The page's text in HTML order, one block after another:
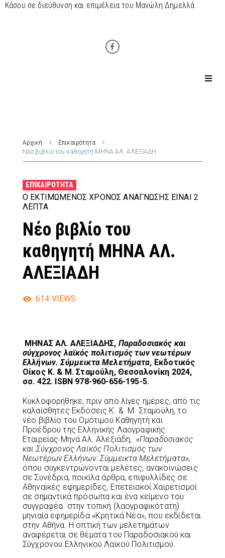
Κάσου σε διεύθυνση και επιμέλεια του Μανώλη Δημελλά
Αρχική
Επικαιρότητα
Νέο βιβλίο του καθηγητή ΜΗΝΑ ΑΛ. ΑΛΕΞΙΑΔΗ
ΕΠΙΚΑΙΡΌΤΗΤΑ
Ο ΕΚΤΙΜΏΜΕΝΟΣ ΧΡΌΝΟΣ ΑΝΆΓΝΩΣΗΣ ΕΊΝΑΙ 2
ΛΕΠΤΆ
Νέο βιβλίο του
καθηγητή ΜΗΝΑ ΑΛ.
ΑΛΕΞΙΑΔΗ
614 VIEWS
ΜΗΝΑΣ ΑΛ. ΑΛΕΞΙΑΔΗΣ, Παραδοσιακός και
σύγχρονος λαϊκός πολιτισμός των νεωτέρων
Ελλήνων. Σύμμεικτα Μελετήματα, Εκδοτικός
Οίκος Κ. & Μ. Σταμούλη, Θεσσαλονίκη 2024,
σσ. 422. ISBN 978-960-656-195-5.
Κυκλοφορήθηκε, πριν από λίγες ημέρες, από τις
καλαίσθητες Εκδόσεις Κ. &. Μ. Σταμούλη, το
νέο βιβλίο του Ομότιμου Καθηγητή και
Προέδρου της Ελληνικής Λαογραφικής
Εταιρείας Μηνά Αλ. Αλεξιάδη, «Παραδοσιακός
και Σύγχρονος Λαϊκός Πολιτισμός των
Νεωτέρων Ελλήνων: Σύμμεικτα Μελετήματα»,
όπου συγκεντρώνονται μελέτες, ανακοινώσεις
σε Συνέδρια, ποικίλα άρθρα, επιφυλλίδες σε
Αθηναϊκές εφημερίδες, Επετειακοί Χαιρετισμοί
σε σημαντικά πρόσωπα και ένα κείμενο του
συγγραφέα στην τοπική (λαογραφικότατη)
μηνιαία εφημερίδα «Κρητικά Νέα», που εκδίδεται
στην Αθήνα. Η οπτική των μελετημάτων
αναφέρεται σε θέματα του Παραδοσιακού και
Σύγχρονου Ελληνικού Λαϊκού Πολιτισμού.